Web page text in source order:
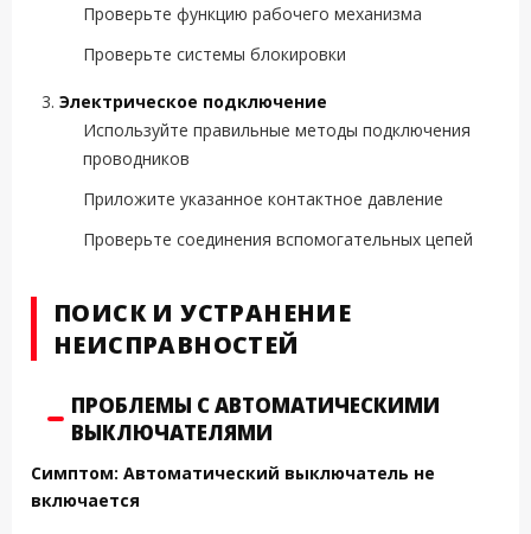
Проверьте функцию рабочего механизма
Проверьте системы блокировки
Электрическое подключение
Используйте правильные методы подключения
проводников
Приложите указанное контактное давление
Проверьте соединения вспомогательных цепей
ПОИСК И УСТРАНЕНИЕ
НЕИСПРАВНОСТЕЙ
ПРОБЛЕМЫ С АВТОМАТИЧЕСКИМИ
ВЫКЛЮЧАТЕЛЯМИ
Симптом: Автоматический выключатель не
включается